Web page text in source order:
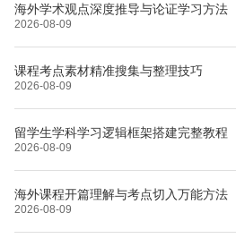
海外学术观点深度推导与论证学习方法
2026-08-09
课程考点素材精准搜集与整理技巧
2026-08-09
留学生学科学习逻辑框架搭建完整教程
2026-08-09
海外课程开篇理解与考点切入万能方法
2026-08-09